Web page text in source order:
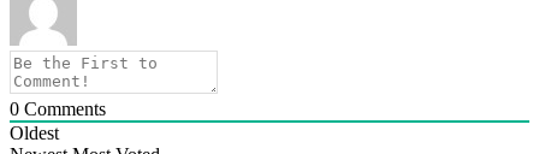
0 Comments
Oldest